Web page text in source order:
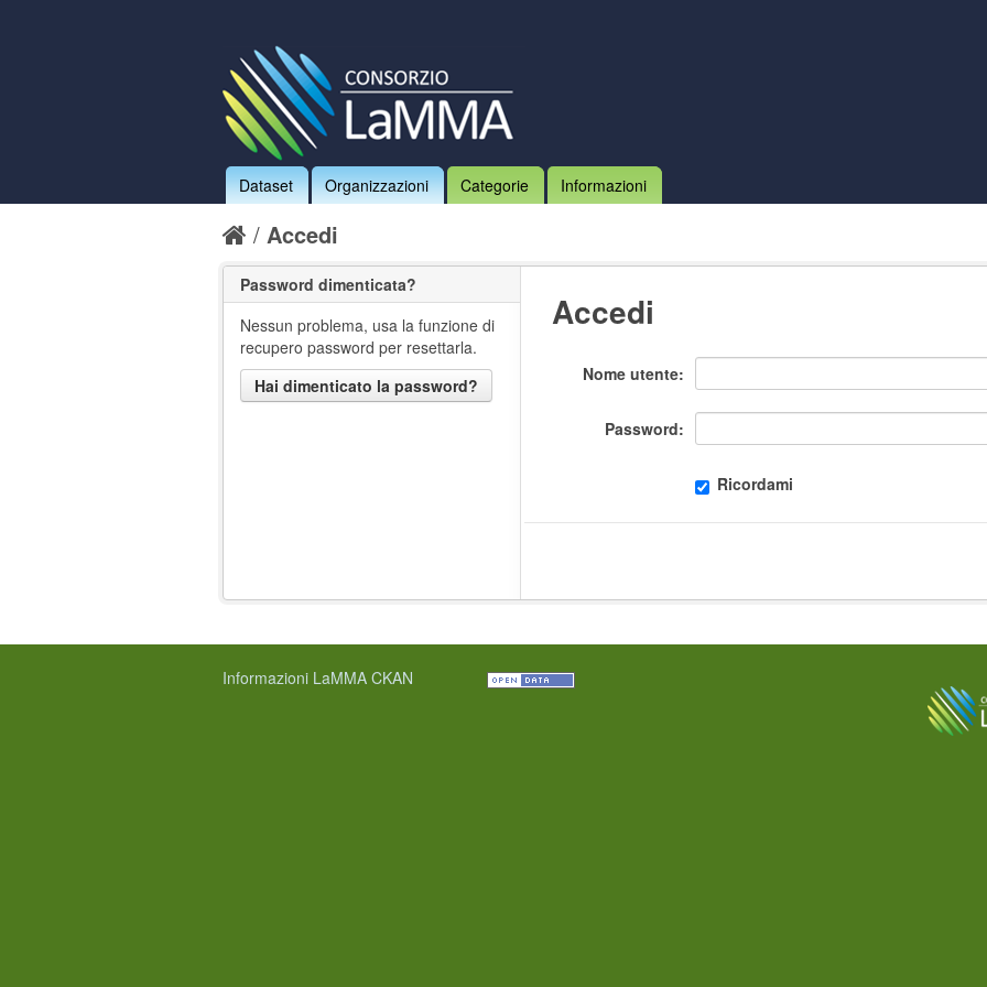
Dataset Organizzazioni Categorie Informazioni
Accedi
Accedi
Nome utente
Password
Ricordami
Password dimenticata?
Nessun problema, usa la funzione di
recupero password per resettarla.
Hai dimenticato la password?
Informazioni LaMMA CKAN